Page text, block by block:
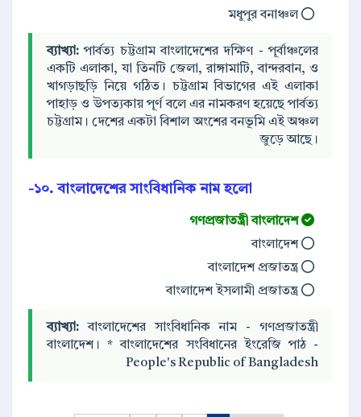
মধুপুর বনাঞ্চল
ব্যাখ্যা: পার্বত্য চট্টগ্রাম বাংলাদেশের দক্ষিণ - পূর্বাঞ্চলের
একটি এলাকা, যা তিনটি জেলা, রাঙ্গামাটি, বান্দরবান, ও
খাগড়াছড়ি নিয়ে গঠিত। চট্টগ্রাম বিভাগের এই এলাকা
পাহাড় ও উপত্যকায় পূর্ণ বলে এর নামকরণ হয়েছে পার্বত্য
চট্টগ্রাম। দেশের একটা বিশাল অংশের বনভূমি এই অঞ্চল
জুড়ে আছে।
১০. বাংলাদেশের সাংবিধানিক নাম হলো-
গণপ্রজাতন্ত্রী বাংলাদেশ
বাংলাদেশ
ব্যাখ্যা: বাংলাদেশের সাংবিধানিক নাম - গণপ্রজাতন্ত্রী
বাংলাদেশ। * বাংলাদেশের সংবিধানের ইংরেজি পাঠ -
People's Republic of Bangladesh